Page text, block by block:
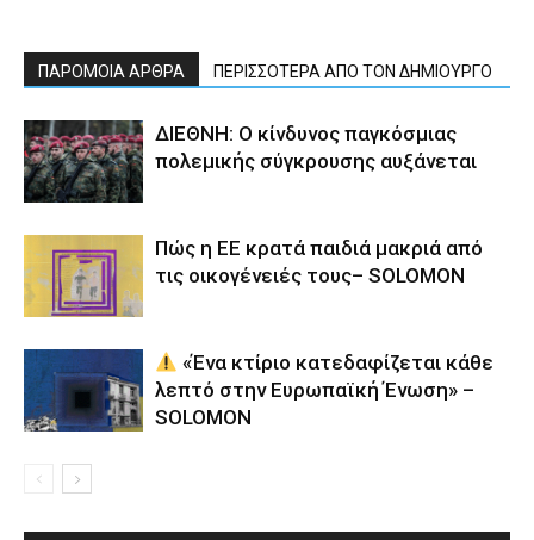
ΠΑΡΟΜΟΙΑ ΑΡΘΡΑ ΠΕΡΙΣΣΟΤΕΡΑ ΑΠΟ ΤΟΝ ΔΗΜΙΟΥΡΓΟ
ΔΙΕΘΝΗ: Ο κίνδυνος παγκόσμιας
πολεμικής σύγκρουσης αυξάνεται
Πώς η ΕΕ κρατά παιδιά μακριά από
τις οικογένειές τους– SOLOMON
«Ένα κτίριο κατεδαφίζεται κάθε
λεπτό στην Ευρωπαϊκή Ένωση» –
SOLOMON